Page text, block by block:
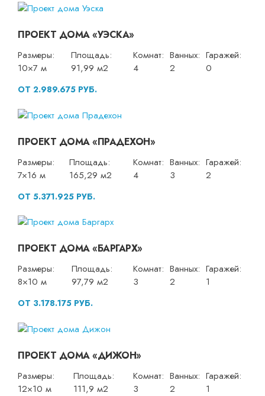
ПРОЕКТ ДОМА «УЭСКА»
Размеры:
10×7 м
Площадь:
91,99 м2
Комнат:
4
Ванных:
2
Гаражей:
0
ОТ 2.989.675 РУБ.
ПРОЕКТ ДОМА «ПРАДЕХОН»
Размеры:
7×16 м
Площадь:
165,29 м2
Комнат:
4
Ванных:
3
Гаражей:
2
ОТ 5.371.925 РУБ.
ПРОЕКТ ДОМА «БАРГАРХ»
Размеры:
8×10 м
Площадь:
97,79 м2
Комнат:
3
Ванных:
2
Гаражей:
1
ОТ 3.178.175 РУБ.
ПРОЕКТ ДОМА «ДИЖОН»
Размеры:
12×10 м
Площадь:
111,9 м2
Комнат:
3
Ванных:
2
Гаражей:
1